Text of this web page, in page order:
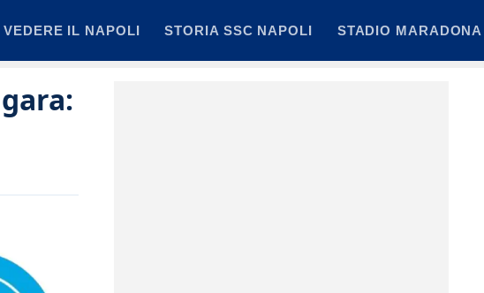
VEDERE IL NAPOLI STORIA SSC NAPOLI STADIO MARADONA